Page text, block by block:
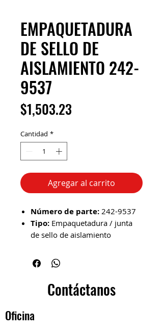
EMPAQUETADURA
DE SELLO DE
AISLAMIENTO 242-
9537
$1,503.23
Cantidad *
Agregar al carrito
Número de parte: 242-9537
Tipo: Empaquetadura / junta
de sello de aislamiento
hermético que evita fugas de
gases, refrigerante o aceite, y
actúa como barrera térmica o
de vibración.
resistente a altas temperaturas
Contáctanos
Oficina